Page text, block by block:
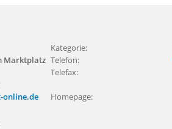
Kategorie:
Marktplatz Telefon:
Telefax:
online.de
Homepage: